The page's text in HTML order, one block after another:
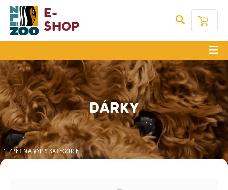
E-
Shop
DÁRKY
ZPĚT NA VÝPIS KATEGORIE